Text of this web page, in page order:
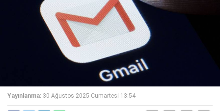
Yayınlanma: 30 Ağustos 2025 Cumartesi 13:54